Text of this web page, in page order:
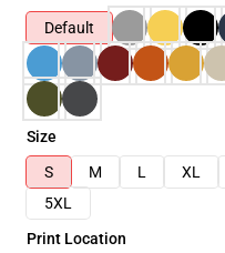
Default
Size
S
M L XL
5XL
Print Location